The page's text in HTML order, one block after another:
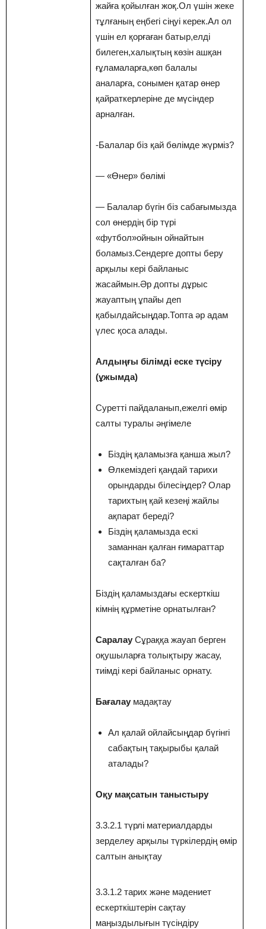
жайға қойылған жоқ.Ол үшін жеке
тұлғаның еңбегі сіңуі керек.Ал ол
үшін ел қорғаған батыр,елді
билеген,халықтың көзін ашқан
ғұламаларға,көп балалы
аналарға, сонымен қатар өнер
қайраткерлеріне де мүсіндер
арналған.
-Балалар біз қай бөлімде жүрміз?
— «Өнер» бөлімі
— Балалар бүгін біз сабағымызда
сол өнердің бір түрі
«футбол»ойнын ойнайтын
боламыз.Сендерге допты беру
арқылы кері байланыс
жасаймын.Әр допты дұрыс
жауаптың ұпайы деп
қабылдайсыңдар.Топта әр адам
үлес қоса алады.
Алдыңғы білімді еске түсіру
(ұжымда)
Суретті пайдаланып,ежелгі өмір
салты туралы әңгімеле
Біздің қаламызға қанша жыл?
Өлкеміздегі қандай тарихи
орындарды білесіңдер? Олар
тарихтың қай кезеңі жайлы
ақпарат береді?
Біздің қаламызда ескі
заманнан қалған ғимараттар
сақталған ба?
Біздің қаламыздағы ескерткіш
кімнің құрметіне орнатылған?
Саралау Сұраққа жауап берген
оқушыларға толықтыру жасау,
тиімді кері байланыс орнату.
Бағалау мадақтау
Ал қалай ойлайсыңдар бүгінгі
сабақтың тақырыбы қалай
аталады?
Оқу мақсатын таныстыру
3.3.2.1 түрлі материалдарды
зерделеу арқылы түркілердің өмір
салтын анықтау
3.3.1.2 тарих және мәдениет
ескерткіштерін сақтау
маңыздылығын түсіндіру